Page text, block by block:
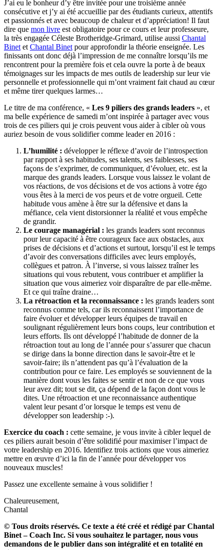
J’ai eu le bonheur d’y être invitée pour une troisième année
consécutive et j’y ai été accueillie par des étudiants curieux, attentifs
et passionnés et avec beaucoup de chaleur et d’appréciation! Il faut
dire que mon livre est obligatoire pour ce cours et leur professeure,
la très engagée Céleste Brotheridge-Grimard, utilise aussi Chantal
BinetetChantal Binetpour approfondir la théorie enseignée. Les
finissants ont donc déjà l’impression de me connaître lorsqu’ils me
rencontrent pour la première fois et cela ouvre la porte à de beaux
témoignages sur les impacts de mes outils de leadership sur leur vie
personnelle et professionnelle qui m’ont vraiment fait chaud au cœur
et même tirer quelques larmes…
Le titre de ma conférence, « Les 9 piliers des grands leaders », et
ma belle expérience de samedi m’ont inspirée à partager avec vous
trois de ces piliers qui je crois peuvent vous aider à cibler où vous
auriez besoin de vous solidifier comme leader en 2016 :
L’humilité : développer le réflexe d’avoir de l’introspection
par rapport à ses habitudes, ses talents, ses faiblesses, ses
façons de s’exprimer, de communiquer, d’évoluer, etc. est la
marque des grands leaders. Lorsque vous laissez le volant de
vos réactions, de vos décisions et de vos actions à votre égo
vous êtes à la merci de vos peurs et de votre orgueil. Cette
habitude vous amène à être sur la défensive et dans la
méfiance, cela vient distorsionner la réalité et vous empêche
de grandir.
Le courage managérial : les grands leaders sont reconnus
pour leur capacité à être courageux face aux obstacles, aux
prises de décisions et d’actions et surtout, lorsqu’il est le temps
d’avoir des conversations difficiles avec leurs employés,
collègues et patron. À l’inverse, si vous laissez traîner les
situations qui vous rebutent, vous contribuer et amplifier la
situation que vous aimeriez voir disparaître de par elle-même.
Et ce qui traîne draine…
La rétroaction et la reconnaissance : les grands leaders sont
reconnus comme tels, car ils reconnaissent l’importance de
faire évoluer et développer leurs équipes de travail en
soulignant régulièrement leurs bons coups, leur contribution et
leurs efforts. Ils ont développé l’habitude de donner de la
rétroaction tout au long de l’année pour s’assurer que chacun
se dirige dans la bonne direction dans le savoir-être et le
savoir-faire; ils n’attendent pas qu’à l’évaluation de la
contribution pour ce faire. Les employés se souviennent de la
manière dont vous les faites se sentir et non de ce que vous
leur avez dit; tout se dit, ça dépend de la façon dont vous le
dites. Une rétroaction et une reconnaissance authentique
valent leur pesant d’or lorsque le temps est venu de
développer son leadership :-).
Exercice du coach : cette semaine, je vous invite à cibler lequel de
ces piliers aurait besoin d’être solidifié pour maximiser l’impact de
votre leadership en 2016. Identifiez trois actions que vous aimeriez
mettre en œuvre d’ici la fin de l’année pour développer vos
nouveaux muscles!
Passez une excellente semaine à vous solidifier !
Chaleureusement,
Chantal
© Tous droits réservés. Ce texte a été créé et rédigé par Chantal
Binet – Coach Inc. Si vous souhaitez le partager, nous vous
demandons de le publier dans son intégralité et en totalité en